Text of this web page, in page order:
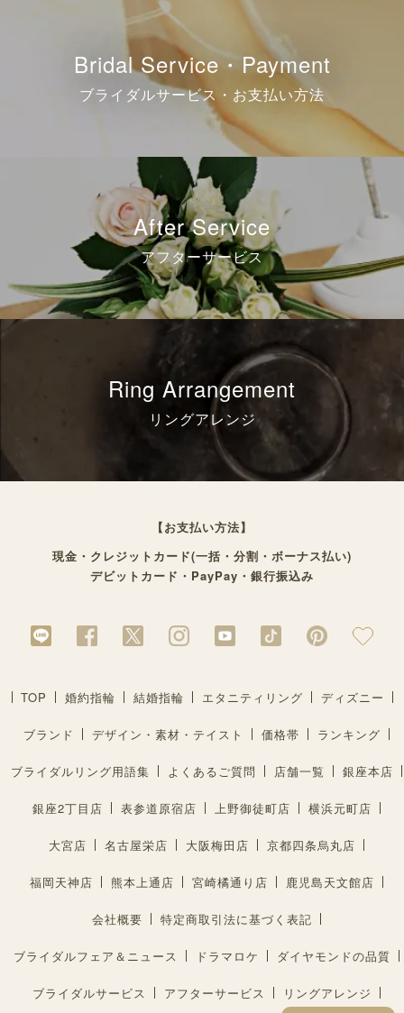
Bridal Service・Payment
ブライダルサービス・お支払い方法
After Service
アフターサービス
Ring Arrangement
リングアレンジ
【お支払い方法】
現金・クレジットカード(一括・分割・ボーナス払い)
デビットカード・PayPay・銀行振込み
TOP 婚約指輪 結婚指輪 エタニティリング ディズニー
ブランド デザイン・素材・テイスト 価格帯 ランキング
ブライダルリング用語集 よくあるご質問 店舗一覧 銀座本店
銀座2丁目店 表参道原宿店 上野御徒町店 横浜元町店
大宮店 名古屋栄店 大阪梅田店 京都四条烏丸店
福岡天神店 熊本上通店 宮崎橘通り店 鹿児島天文館店
会社概要 特定商取引法に基づく表記
ブライダルフェア＆ニュース ドラマロケ ダイヤモンドの品質
ブライダルサービス アフターサービス リングアレンジ